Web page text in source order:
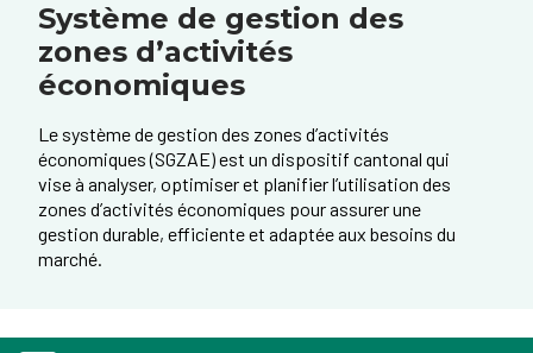
Système de gestion des
zones d’activités
économiques
Le système de gestion des zones d’activités
économiques (SGZAE) est un dispositif cantonal qui
vise à analyser, optimiser et planifier l’utilisation des
zones d’activités économiques pour assurer une
gestion durable, efficiente et adaptée aux besoins du
marché.